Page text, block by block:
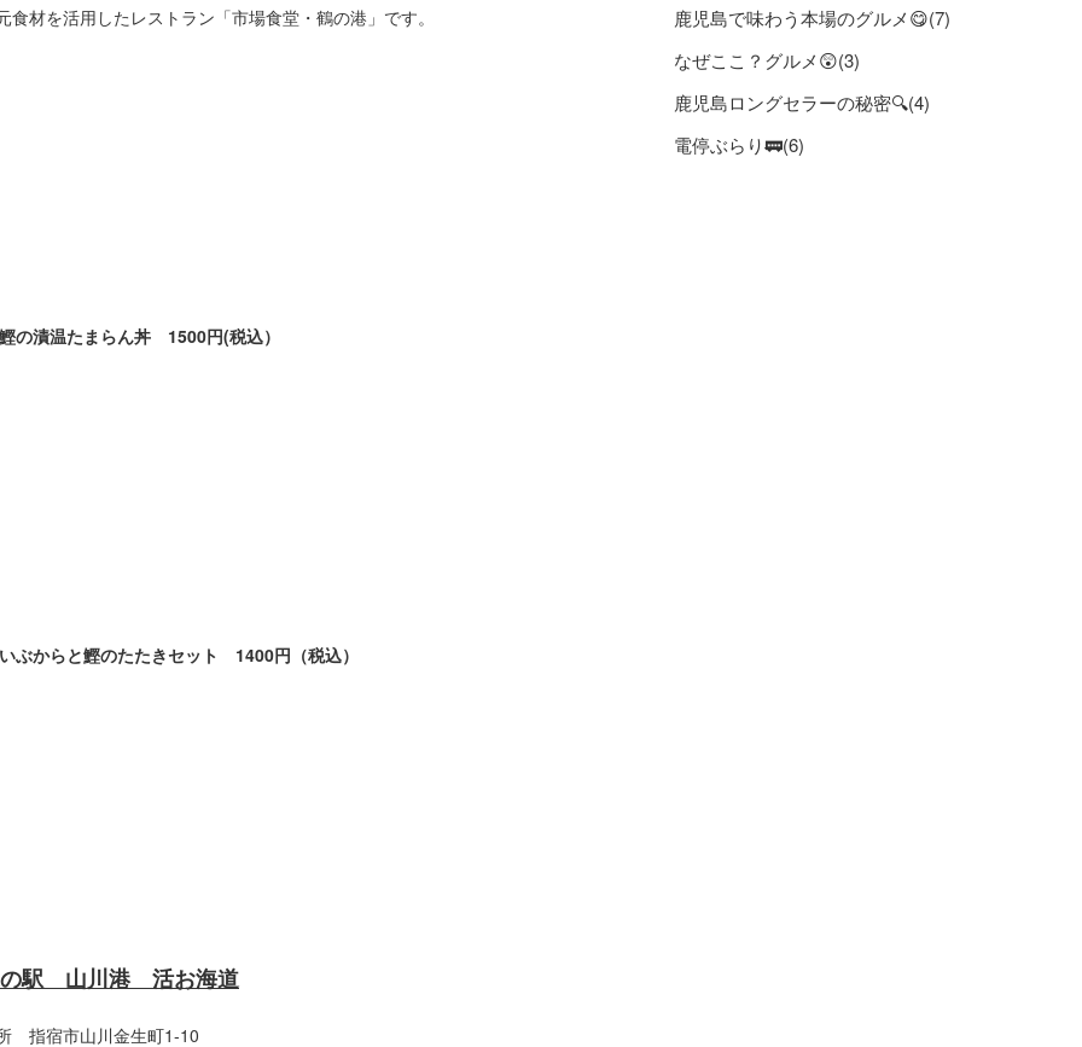
食材を活用したレストラン「市場食堂・鶴の港」です。
鰹の漬温たまらん丼 1500円(税込）
いぶからと鰹のたたきセット 1400円（税込）
駅 山川港 活お海道
指宿市山川金生町1-10
鹿児島で味わう本場のグルメ😋(7)
なぜここ？グルメ😲(3)
鹿児島ロングセラーの秘密🔍(4)
電停ぶらり🚃(6)